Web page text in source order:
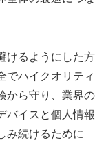
けるようにした方
でハイクオリティ
から守り、業界の
バイスと個人情報
み続けるために